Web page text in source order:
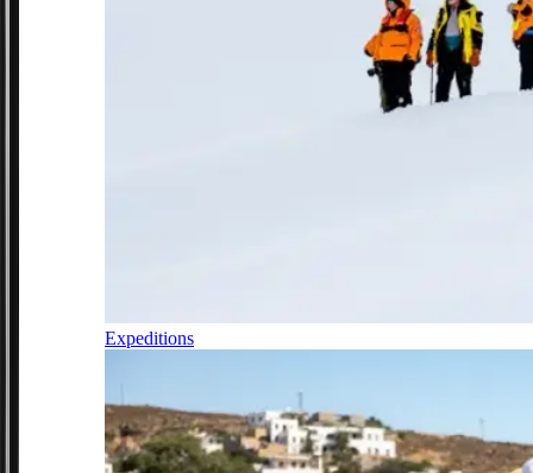
Expeditions